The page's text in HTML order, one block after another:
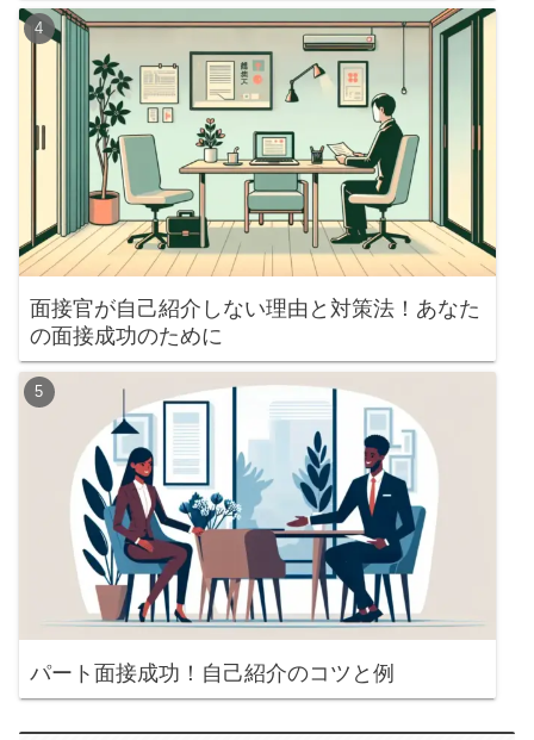
面接官が自己紹介しない理由と対策法！あなた
の面接成功のために
パート面接成功！自己紹介のコツと例